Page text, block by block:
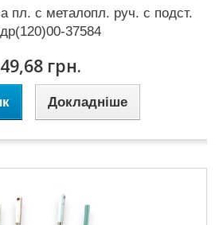
пл. с металопл. руч. с подст.
37584
49,68 грн.
Докладніше